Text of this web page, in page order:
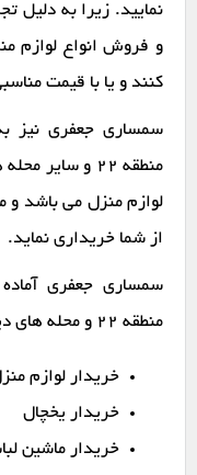
نمایید. زیرا به دلیل
و فروش انواع لوازم
کنند و یا با قیمت
سمساری جعفری نیز
منطقه 22 و
لوازم منزل می باشد و
از شما خریداری نماید.
سمساری جعفری
منطقه 22 و محله های دیگر می باشد از جمله:
خریدار لوازم
خریدار یخچال
خریدار ماشین